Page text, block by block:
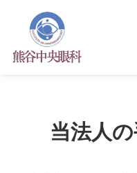
当法人